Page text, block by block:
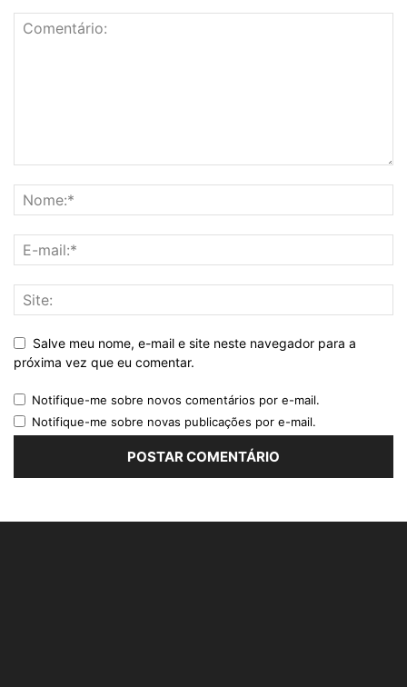
Salve meu nome, e-mail e site neste navegador para a
próxima vez que eu comentar.
Notifique-me sobre novos comentários por e-mail.
Notifique-me sobre novas publicações por e-mail.